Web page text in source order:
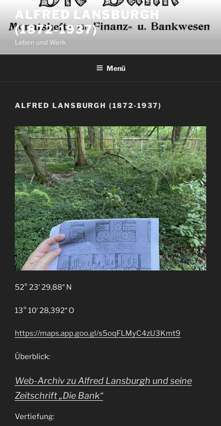
Inhalt
springen
ALFRED LANSBURGH
(1872-1937)
Leben und Werk
Menü
ALFRED LANSBURGH (1872-1937)
52° 23′ 29,88″ N
13° 10′ 28,392″ O
https://maps.app.goo.gl/s5oqFLMyC4zU3Kmt9
Überblick:
Web-Archiv zu Alfred Lansburgh und seine
Zeitschrift „Die Bank“
Vertiefung: